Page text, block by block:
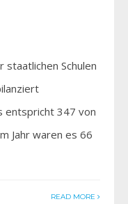
staatlichen Schulen
entspricht 347 von
Jahr waren es 66
READ MORE